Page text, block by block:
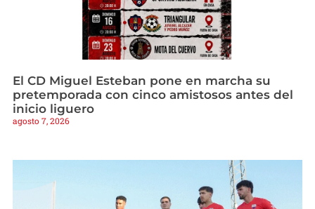
El CD Miguel Esteban pone en marcha su
pretemporada con cinco amistosos antes del
inicio liguero
agosto 7, 2026